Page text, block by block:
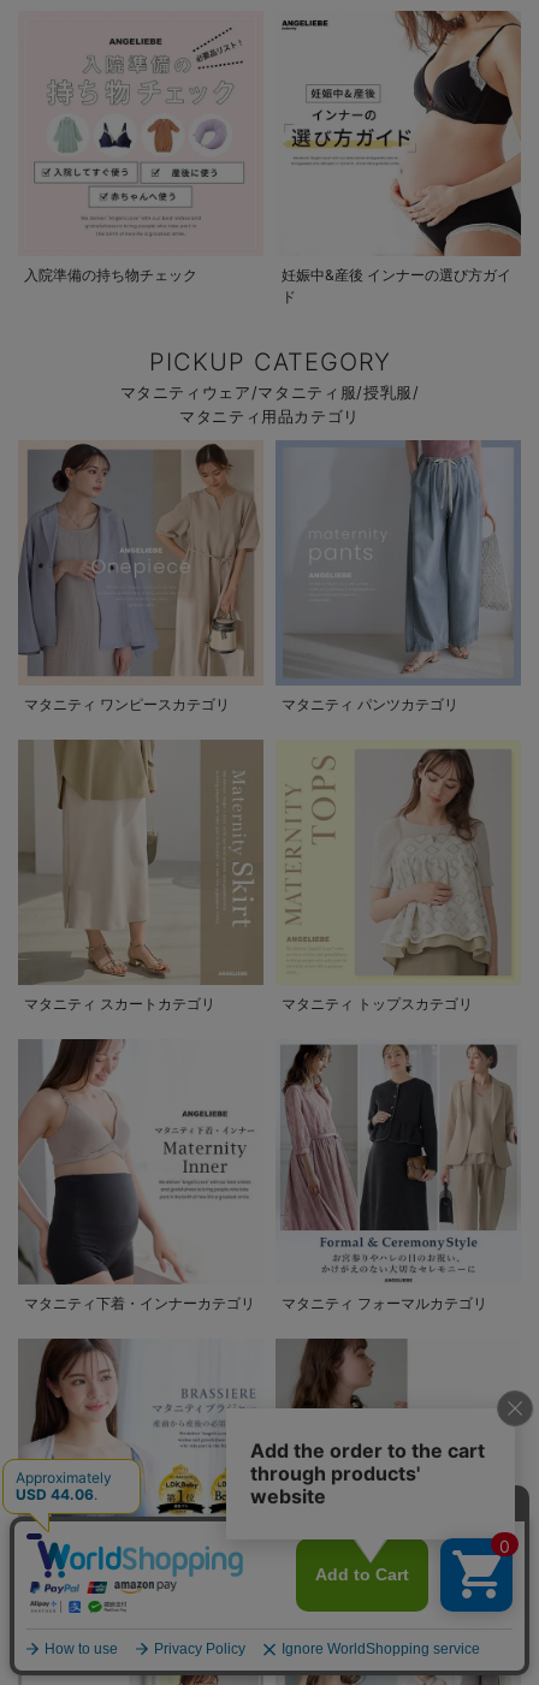
入院準備の持ち物チェック
妊娠中&産後 インナーの選び方ガイ
ド
PICKUP CATEGORY
マタニティウェア/マタニティ服/授乳服/
マタニティ用品カテゴリ
マタニティ ワンピースカテゴリ マタニティ パンツカテゴリ
マタニティ スカートカテゴリ マタニティ トップスカテゴリ
マタニティ下着・インナーカテゴリ マタニティ フォーマルカテゴリ
産前から産後の必須アイテム マタ
マタニティ キャミソール・肌着